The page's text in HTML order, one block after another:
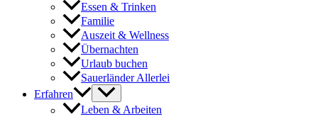
Essen & Trinken
Familie
Auszeit & Wellness
Übernachten
Urlaub buchen
Sauerländer Allerlei
Erfahren
Leben & Arbeiten